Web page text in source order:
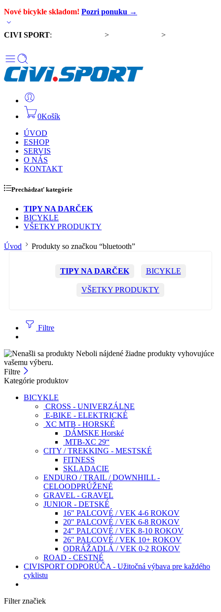
Nové bicykle skladom! Pozri ponuku →
CIVI SPORT: > >
0Košík
ÚVOD
ESHOP
SERVIS
O NÁS
KONTAKT
Prechádzať kategórie
TIPY NA DARČEK
BICYKLE
VŠETKY PRODUKTY
Úvod Produkty so značkou “bluetooth”
TIPY NA DARČEK BICYKLE
VŠETKY PRODUKTY
Filtre
Neboli nájdené žiadne produkty vyhovujúce
vašemu výberu.
Filtre
Kategórie produktov
BICYKLE
CROSS - UNIVERZÁLNE
E-BIKE - ELEKTRICKÉ
XC MTB - HORSKÉ
DÁMSKE Horské
MTB-XC 29“
CITY / TREKKING - MESTSKÉ
FITNESS
SKLADACIE
ENDURO / TRAIL / DOWNHILL -
CELOODPRÚŽENÉ
GRAVEL - GRAVEL
JUNIOR - DETSKÉ
16" PALCOVÉ / VEK 4-6 ROKOV
20" PALCOVÉ / VEK 6-8 ROKOV
24" PALCOVÉ / VEK 8-10 ROKOV
26" PALCOVÉ / VEK 10+ ROKOV
ODRÁŽADLÁ / VEK 0-2 ROKOV
ROAD - CESTNÉ
CIVISPORT ODPORÚČA - Užitočná výbava pre každého
cyklistu
Filter značiek